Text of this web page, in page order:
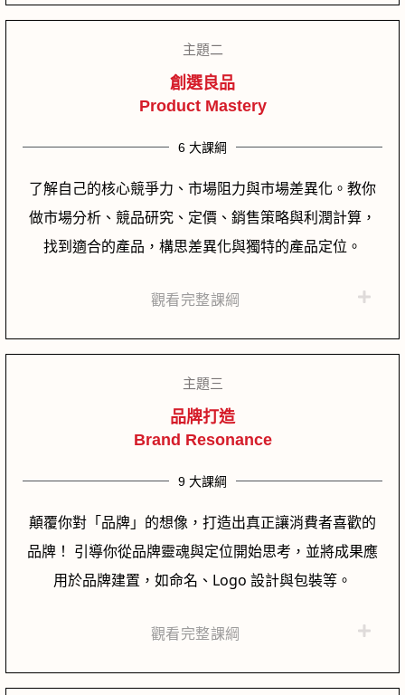
主題二
創選良品
Product Mastery
6 大課綱
了解自己的核心競爭力、市場阻力與市場差異化。教你
做市場分析、競品研究、定價、銷售策略與利潤計算，
找到適合的產品，構思差異化與獨特的產品定位。
觀看完整課綱
主題三
品牌打造
Brand Resonance
9 大課綱
顛覆你對「品牌」的想像，打造出真正讓消費者喜歡的
品牌！ 引導你從品牌靈魂與定位開始思考，並將成果應
用於品牌建置，如命名、Logo 設計與包裝等。
觀看完整課綱